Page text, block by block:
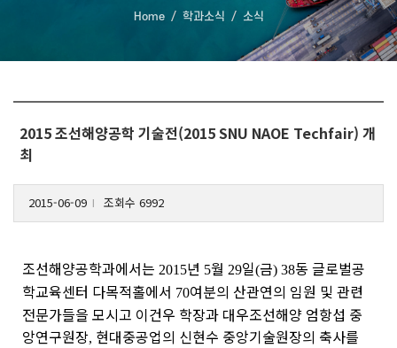
Home 학과소식 소식
2015 조선해양공학 기술전(2015 SNU NAOE Techfair) 개
최
2015-06-09 조회수 6992
조선해양공학과에서는 2015년 5월 29일(금) 38동 글로벌공
학교육센터 다목적홀에서 70여분의 산관연의 임원 및 관련
전문가들을 모시고 이건우 학장과 대우조선해양 엄항섭 중
앙연구원장, 현대중공업의 신현수 중앙기술원장의 축사를